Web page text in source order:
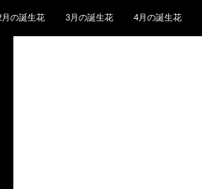
月の誕生花 3月の誕生花 4月の誕生花